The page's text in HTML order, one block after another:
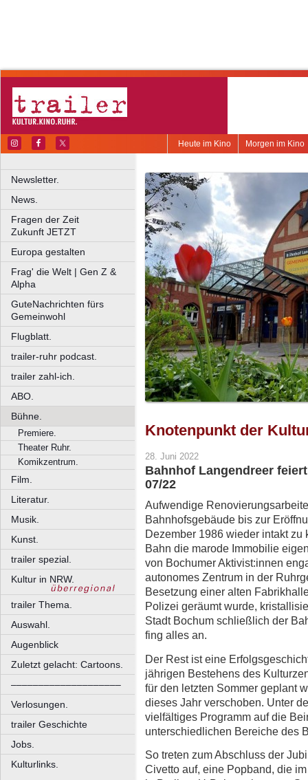
Morgen im Kino
Heute im Kino
Newsletter.
News.
Fragen der Zeit
Zukunft JETZT
Europa gestalten
Frag' die Welt | Gen Z &
Alpha
GuteNachrichten fürs
Gemeinwohl
Flugblatt.
trailer-ruhr podcast.
trailer zahl-ich.
ABO.
Bühne.
Premiere.
Theater Ruhr.
Komikzentrum.
Film.
Literatur.
Musik.
Kunst.
trailer spezial.
Kultur in NRW.
trailer Thema.
Auswahl.
Augenblick
Zuletzt gelacht: Cartoons.
––––––––––––––––––––
Verlosungen.
trailer Geschichte
Jobs.
Kulturlinks.
Knotenpunkt der
28. Juni 2022
Bahnhof Langendreer
07/22
Aufwendige
Bahnhofsgebäude bis zur
Dezember 1986 wieder intakt
Bahn die marode Immobilie
von Bochumer Aktivist:innen
autonomes Zentrum in der
Besetzung einer alten
Polizei geräumt wurde,
Stadt Bochum schließlich der
fing alles an.
Der Rest ist eine
jährigen Bestehens des
für den letzten Sommer geplant
dieses Jahr verschoben. Unter
vielfältiges Programm auf die
unterschiedlichen Bereiche des
So treten zum Abschluss der
Civetto auf, eine Popband, die